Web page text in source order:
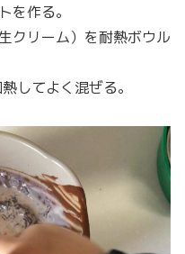
作る。
クリーム）を耐熱ボウル
してよく混ぜる。